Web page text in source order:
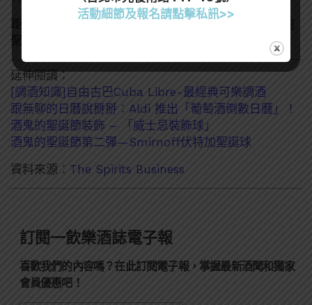
距離聖誕節還有一陣子，或許之後還會看到更多有趣的
聖誕限定商品有說不定。
延伸閱讀：
[調酒知識]自由古巴Cuba Libre-最經典可樂調酒
跟無聊的日曆說掰掰：Aldi 推出「葡萄酒倒數日曆」！
酒鬼的聖誕節裝飾 – 「威士忌裝飾球」
酒鬼的聖誕節第二彈—Smirnoff伏特加聖誕球
資料來源： The Spirits Business
訂閱一飲樂酒誌電子報
喜歡我們的內容嗎？在此訂閱電子報，掌握最新酒聞和獨家
會員優惠吧！
活動細節及報名請點擊私訊>>